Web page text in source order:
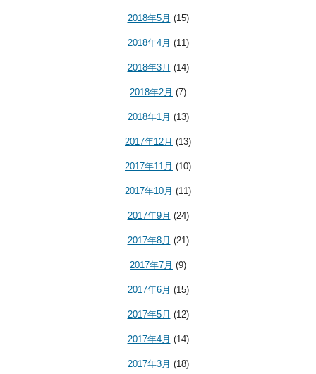
2018年5月 (15)
2018年4月 (11)
2018年3月 (14)
2018年2月 (7)
2018年1月 (13)
2017年12月 (13)
2017年11月 (10)
2017年10月 (11)
2017年9月 (24)
2017年8月 (21)
2017年7月 (9)
2017年6月 (15)
2017年5月 (12)
2017年4月 (14)
2017年3月 (18)